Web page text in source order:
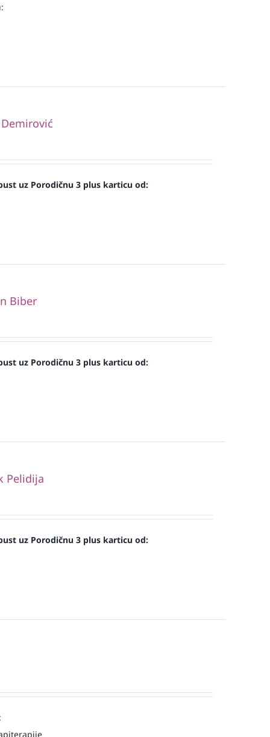
Demirović
uz Porodičnu 3 plus karticu od:
Biber
uz Porodičnu 3 plus karticu od:
Pelidija
uz Porodičnu 3 plus karticu od: